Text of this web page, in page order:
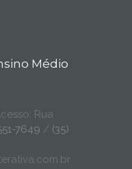
Médio
Rua
7649 / (35)